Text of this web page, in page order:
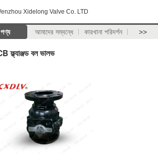
Xidelong Valve Co. LTD
পণ্য আমাদের সম্বন্ধে কারখানা পরিদর্শন >>
ফ্ল্যাঞ্জড বল ভালভ